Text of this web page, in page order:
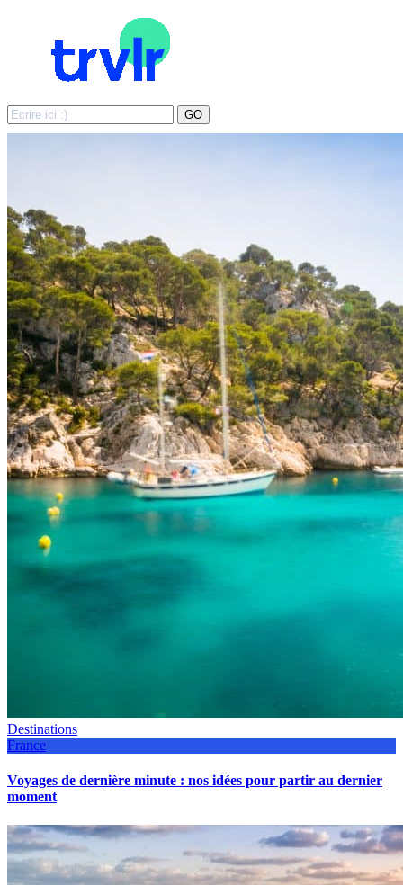
Search
for:
GO
Destinations
France
Voyages de dernière minute : nos idées pour partir au dernier
moment